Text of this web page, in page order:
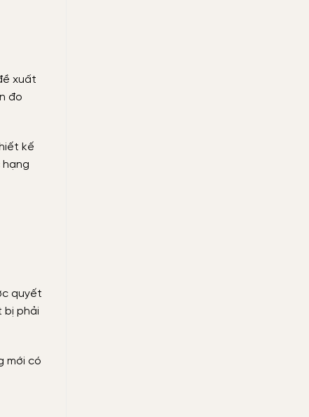
xuất
đo
kế
hạng
quyết
bị phải
mới có